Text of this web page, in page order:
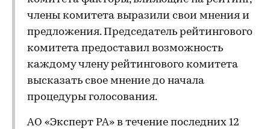
члены комитета выразили свои мнения и
предложения. Председатель рейтингового
комитета предоставил возможность
каждому члену рейтингового комитета
высказать свое мнение до начала
процедуры голосования.
АО «Эксперт РА» в течение последних 12